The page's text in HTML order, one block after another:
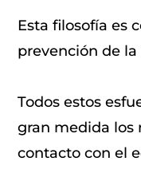
Esta filosofía es
prevención de
Todos estos
gran medida los
contacto con el